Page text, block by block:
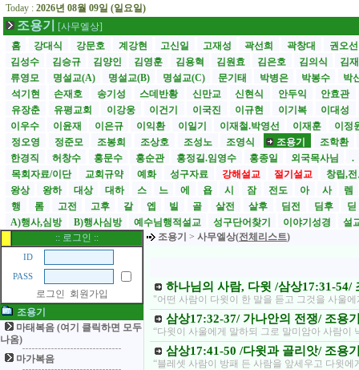
Today : 2026년 08월 09일 (일요일)
조용기
[사무엘상]
홈
강대식 강문호 계강현 고신일 고재성 곽선희 곽창대
권오
김성수
김승규 김양인 김영훈 김용혁 김원효 김은호 김의식
김
류영모
명설교(A) 명설교(B) 명설교(C) 문기태 박병은 박봉수
박
석기현
손재호 송기성 스데반황 신만교 신현식 안두익
안효관
유장춘
유평교회 이강웅 이건기 이국진 이규현 이기복
이대성
이우수
이윤재 이은규 이익환 이일기 이재철.박영선 이재훈
이정
정오영
정준모 조봉희 조상호 조성노 조영식 조용기
조학환
한경직
허창수 홍문수 홍순관 홍정길.임영수 홍종일 외국목사님
.
목회자료/이단
교회규약 예화 성구자료 강해설교 절기설교
창립,
왕상
왕하 대상 대하 스 느 에 욥 시 잠 전도 아 사
렘
행
롬 고전 고후 갈 엡 빌 골 살전 살후 딤전 딤후
딛
A)행사,심방
B)행사심방 예수님행적설교 성구단어찾기 이야기성경
설
:: 로그인 ::
ID
PASS
로그인
회원가입
조용기
마태복음 (여기 클릭하면 모두
나옴)
마가복음
조용기 > 사무엘상(전체리스트)
하나님의 사람, 다윗 /삼상17:31-54/
"어떤 사람이 다윗이 한 말을 듣고 그것을 사울
삼상17:32-37/ 가나안의 전쟁/ 조용
“다윗이 사울에게 말하되 그로 말미암아 사람이
삼상17:41-50 /다윗과 골리앗/ 조용
“블레셋 사람이 방패 든 사람을 앞세우고 다윗